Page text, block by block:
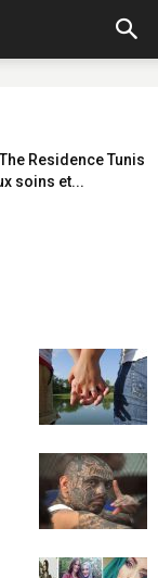
Residence Tunis
soins et...